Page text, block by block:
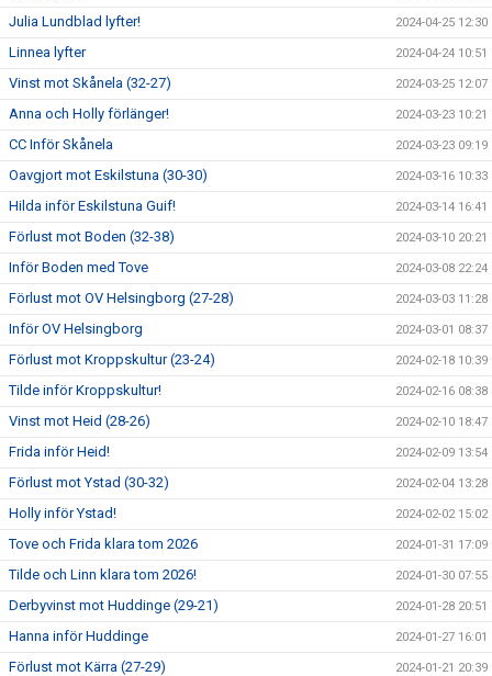
Julia Lundblad lyfter! 2024-04-25 12:30
Linnea lyfter 2024-04-24 10:51
Vinst mot Skånela (32-27) 2024-03-25 12:07
Anna och Holly förlänger! 2024-03-23 10:21
CC Inför Skånela 2024-03-23 09:19
Oavgjort mot Eskilstuna (30-30) 2024-03-16 10:33
Hilda inför Eskilstuna Guif! 2024-03-14 16:41
Förlust mot Boden (32-38) 2024-03-10 20:21
Inför Boden med Tove 2024-03-08 22:24
Förlust mot OV Helsingborg (27-28) 2024-03-03 11:28
Inför OV Helsingborg 2024-03-01 08:37
Förlust mot Kroppskultur (23-24) 2024-02-18 10:39
Tilde inför Kroppskultur! 2024-02-16 08:38
Vinst mot Heid (28-26) 2024-02-10 18:47
Frida inför Heid! 2024-02-09 13:54
Förlust mot Ystad (30-32) 2024-02-04 13:28
Holly inför Ystad! 2024-02-02 15:02
Tove och Frida klara tom 2026 2024-01-31 17:09
Tilde och Linn klara tom 2026! 2024-01-30 07:55
Derbyvinst mot Huddinge (29-21) 2024-01-28 20:51
Hanna inför Huddinge 2024-01-27 16:01
Förlust mot Kärra (27-29) 2024-01-21 20:39